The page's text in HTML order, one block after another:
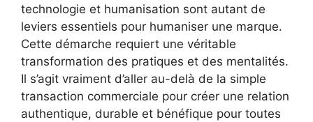
technologie et humanisation sont autant de
leviers essentiels pour humaniser une marque.
Cette démarche requiert une véritable
transformation des pratiques et des mentalités.
Il s’agit vraiment d’aller au-delà de la simple
transaction commerciale pour créer une relation
authentique, durable et bénéfique pour toutes